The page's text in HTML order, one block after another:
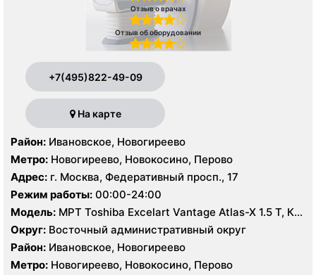
Отзыв о врачах
Отзыв об оборудовании
+7(495)822-49-09
На карте
Район: Ивановское, Новогиреево
Метро: Новогиреево, Новокосино, Перово
Адрес: г. Москва, Федеративный просп., 17
Режим работы: 00:00-24:00
Модель: МРТ Toshiba Excelart Vantage Atlas-X 1.5 T, КТ
Toshiba Aquilion 64 среза, УЗИ
Округ: Восточный административный округ
Район: Ивановское, Новогиреево
Метро: Новогиреево, Новокосино, Перово